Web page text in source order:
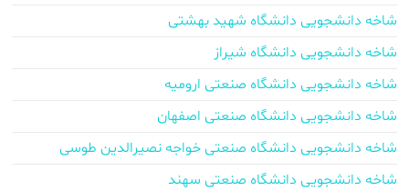
شاخه دانشجویی دانشگاه شهید بهشتی
شاخه دانشجویی دانشگاه شیراز
شاخه دانشجویی دانشگاه صنعتی ارومیه
شاخه دانشجویی دانشگاه صنعتی اصفهان
شاخه دانشجویی دانشگاه صنعتی خواجه نصیرالدین طوسی
شاخه دانشجویی دانشگاه صنعتی سهند